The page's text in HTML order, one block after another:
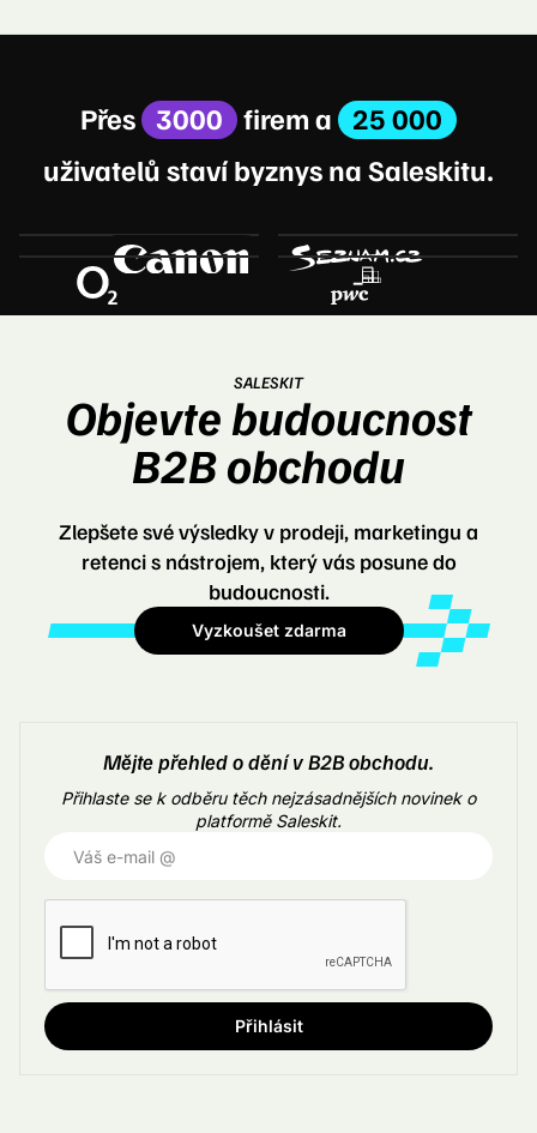
Přes 3000 firem a
25 000
uživatelů staví byznys na Saleskitu.
SALESKIT
Objevte budoucnost
‍B2B obchodu
Zlepšete své výsledky v prodeji, marketingu a
retenci s nástrojem, který vás posune do
budoucnosti.
Vyzkoušet zdarma
Mějte přehled o dění v B2B obchodu.
Přihlaste se k odběru těch nejzásadnějších novinek o
platformě Saleskit.